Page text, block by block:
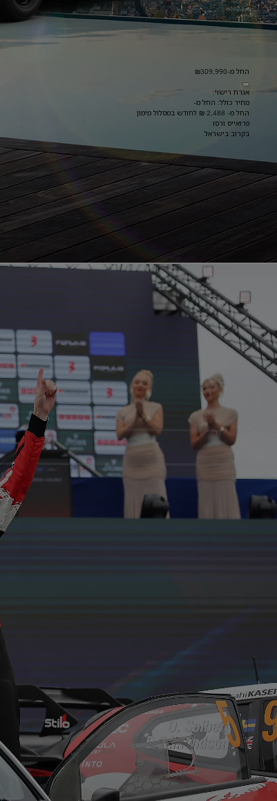
החל מ-₪309,990
אגרת רישוי:
מחיר כולל: החל מ-
החל מ- 2,488 ₪ לחודש במסלול מימון
פרואייס ורסו
בקרוב בישראל